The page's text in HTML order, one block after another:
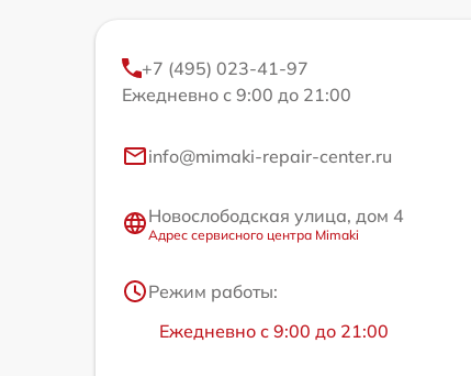
+7 (495) 023-41-97
Ежедневно с 9:00 до 21:00
info@mimaki-repair-center.ru
Новослободская улица, дом 4
Адрес сервисного центра Mimaki
Режим работы:
Ежедневно с 9:00 до 21:00